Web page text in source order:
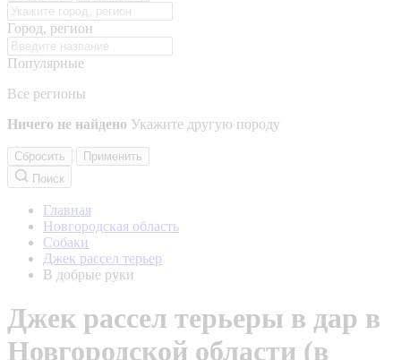
Город, регион
Популярные
Все регионы
Ничего не найдено Укажите другую породу
Сбросить
Применить
Поиск
Главная
Новгородская область
Собаки
Джек рассел терьер
В добрые руки
Джек рассел терьеры в дар в
Новгородской области (в